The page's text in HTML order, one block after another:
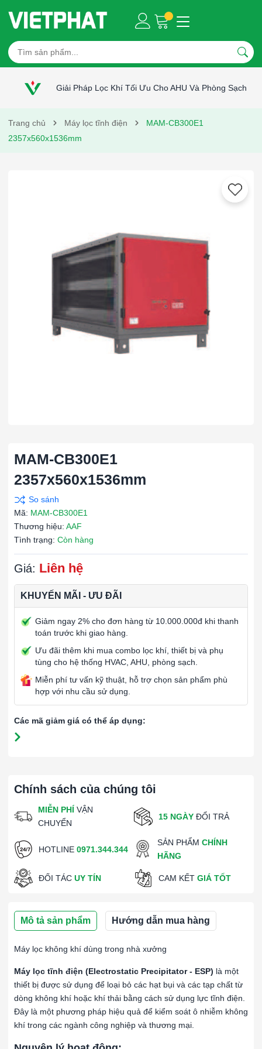
Giải Pháp Lọc Khí Tối Ưu Cho AHU Và Phòng Sạch
Trang chủ Máy lọc tĩnh điện
MAM-CB300E1
2357x560x1536mm
Chính sách của chúng tôi
MIỄN PHÍ VẬN
CHUYỂN
15 NGÀY ĐỔI TRẢ
HOTLINE 0971.344.344
SẢN PHẨMCHÍNH
HÃNG
ĐỐI TÁC UY TÍN CAM KẾT GIÁ TỐT
Mô tả sản phẩm Hướng dẫn mua hàng
Máy lọc không khí dùng trong nhà xưởng
Máy lọc tĩnh điện (Electrostatic Precipitator - ESP) là một
thiết bị được sử dụng để loại bỏ các hạt bụi và các tạp chất từ
dòng không khí hoặc khí thải bằng cách sử dụng lực tĩnh điện.
Đây là một phương pháp hiệu quả để kiểm soát ô nhiễm không
khí trong các ngành công nghiệp và thương mại.
MAM-CB300E1
2357x560x1536mm
Mã: MAM-CB300E1
Thương hiệu: AAF
Tình trạng: Còn hàng
Giá: Liên hệ
KHUYẾN MÃI - ƯU ĐÃI
Giảm ngay 2% cho đơn hàng từ 10.000.000đ khi thanh
toán trước khi giao hàng.
Ưu đãi thêm khi mua combo lọc khí, thiết bị và phụ
tùng cho hệ thống HVAC, AHU, phòng sạch.
Miễn phí tư vấn kỹ thuật, hỗ trợ chọn sản phẩm phù
hợp với nhu cầu sử dụng.
Các mã giảm giá có thể áp dụng: